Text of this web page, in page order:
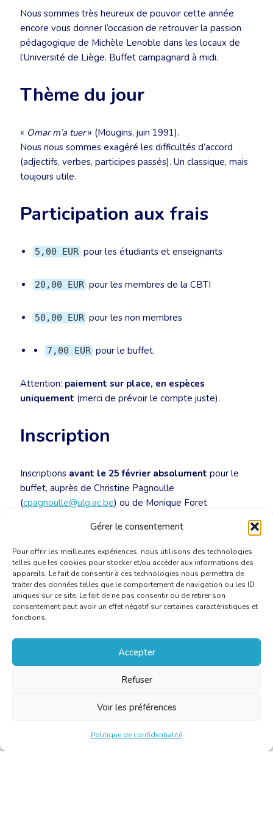
Gérer le consentement
Pour offrir les meilleures expériences, nous utilisons des technologies
telles que les cookies pour stocker et/ou accéder aux informations des
appareils. Le fait de consentir à ces technologies nous permettra de
traiter des données telles que le comportement de navigation ou les ID
uniques sur ce site. Le fait de ne pas consentir ou de retirer son
consentement peut avoir un effet négatif sur certaines caractéristiques et
fonctions.
Accepter
Refuser
Voir les préférences
Politique de confidentialité
Nous sommes très heureux de pouvoir cette année
encore vous donner l’occasion de retrouver la passion
pédagogique de Michèle Lenoble dans les locaux de
l’Université de Liège. Buffet campagnard à midi.
Thème du jour
« Omar m’a tuer» (Mougins, juin 1991).
Nous nous sommes exagéré les difficultés d’accord
(adjectifs, verbes, participes passés). Un classique, mais
toujours utile.
Participation aux frais
5,00 EUR pour les étudiants et enseignants
20,00 EUR pour les membres de la CBTI
50,00 EUR pour les non membres
7,00 EUR pour le buffet.
Attention: paiement sur place, en espèces
uniquement (merci de prévoir le compte juste).
Inscription
Inscriptions avant le 25 février absolument pour le
buffet, auprès de Christine Pagnoulle
(cpagnoulle@ulg.ac.be) ou de Monique Foret